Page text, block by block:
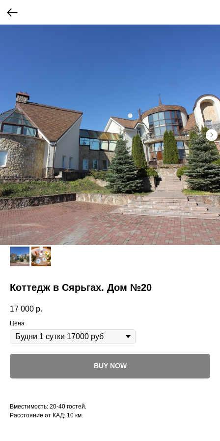
Коттедж в Сярьгах. Дом №20
17 000 р.
Цена
BUY NOW
Вместимость: 20-40 гостей.
Расстояние от КАД: 10 км.